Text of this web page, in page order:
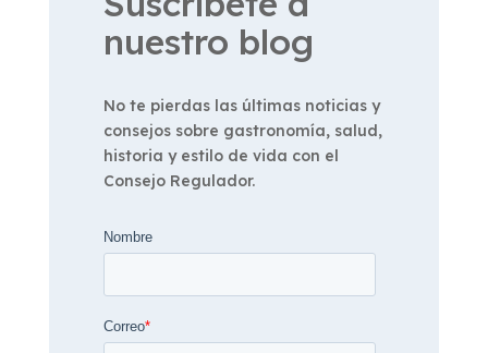
nuestro blog
No te pierdas las últimas noticias y
consejos sobre gastronomía, salud,
historia y estilo de vida con el
Consejo Regulador.